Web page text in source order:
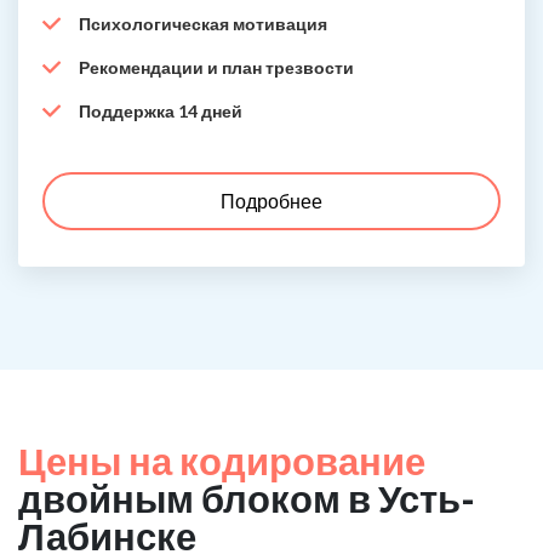
Психологическая мотивация
Рекомендации и план трезвости
Поддержка 14 дней
Подробнее
Цены на кодирование
двойным блоком в Усть-
Лабинске